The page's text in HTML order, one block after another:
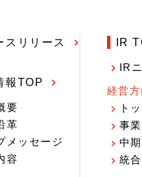
スリリース
報TOP
要
革
メッセージ
容
IR
IR
経営方
ト
事
中
統